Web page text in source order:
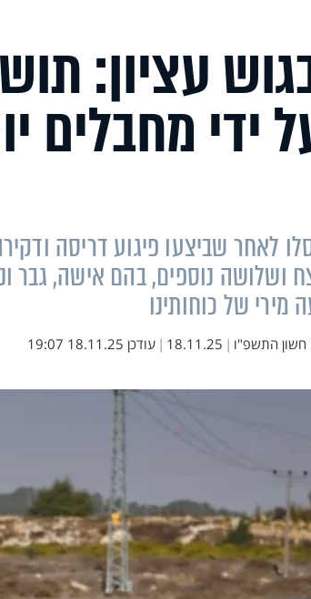
עציון:
ידי מחבלים
לאחר שביצעו פיגוע דריסה
בן 60 נרצח ושלושה נוספים, בהם
של כוחותינו
חשון התשפ"ו |
18.11.25
| עודכן 18.11.25 19:07